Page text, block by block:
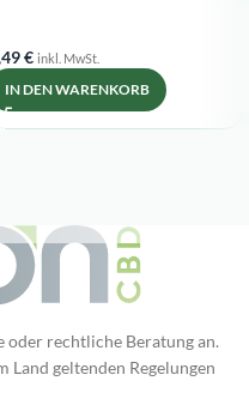
€ inkl. MwSt.
IN DEN WARENKORB
rechtliche Beratung an.
geltenden Regelungen